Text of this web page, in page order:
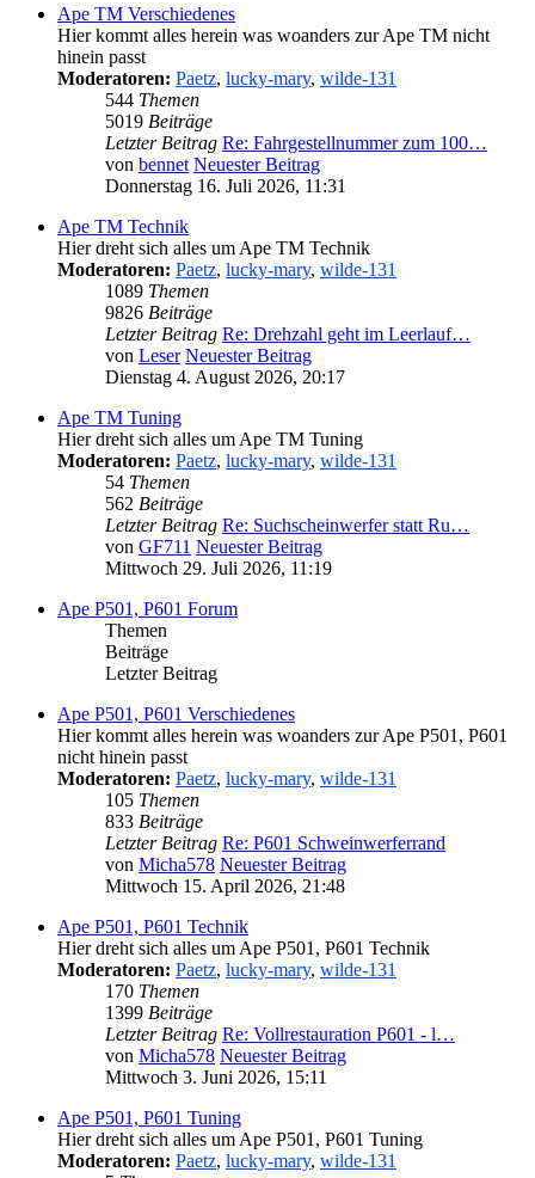
Ape TM Verschiedenes
Hier kommt alles herein was woanders zur Ape TM nicht
hinein passt
Moderatoren: Paetz, lucky-mary, wilde-131
544 Themen
5019 Beiträge
Letzter Beitrag Re: Fahrgestellnummer zum 100…
von bennet Neuester Beitrag
Donnerstag 16. Juli 2026, 11:31
Ape TM Technik
Hier dreht sich alles um Ape TM Technik
Moderatoren: Paetz, lucky-mary, wilde-131
1089 Themen
9826 Beiträge
Letzter Beitrag Re: Drehzahl geht im Leerlauf…
von Leser Neuester Beitrag
Dienstag 4. August 2026, 20:17
Ape TM Tuning
Hier dreht sich alles um Ape TM Tuning
Moderatoren: Paetz, lucky-mary, wilde-131
54 Themen
562 Beiträge
Letzter Beitrag Re: Suchscheinwerfer statt Ru…
von GF711 Neuester Beitrag
Mittwoch 29. Juli 2026, 11:19
Ape P501, P601 Forum
Themen
Beiträge
Letzter Beitrag
Ape P501, P601 Verschiedenes
Hier kommt alles herein was woanders zur Ape P501, P601
nicht hinein passt
Moderatoren: Paetz, lucky-mary, wilde-131
105 Themen
833 Beiträge
Letzter Beitrag Re: P601 Schweinwerferrand
von Micha578 Neuester Beitrag
Mittwoch 15. April 2026, 21:48
Ape P501, P601 Technik
Hier dreht sich alles um Ape P501, P601 Technik
Moderatoren: Paetz, lucky-mary, wilde-131
170 Themen
1399 Beiträge
Letzter Beitrag Re: Vollrestauration P601 - l…
von Micha578 Neuester Beitrag
Mittwoch 3. Juni 2026, 15:11
Ape P501, P601 Tuning
Hier dreht sich alles um Ape P501, P601 Tuning
Moderatoren: Paetz, lucky-mary, wilde-131